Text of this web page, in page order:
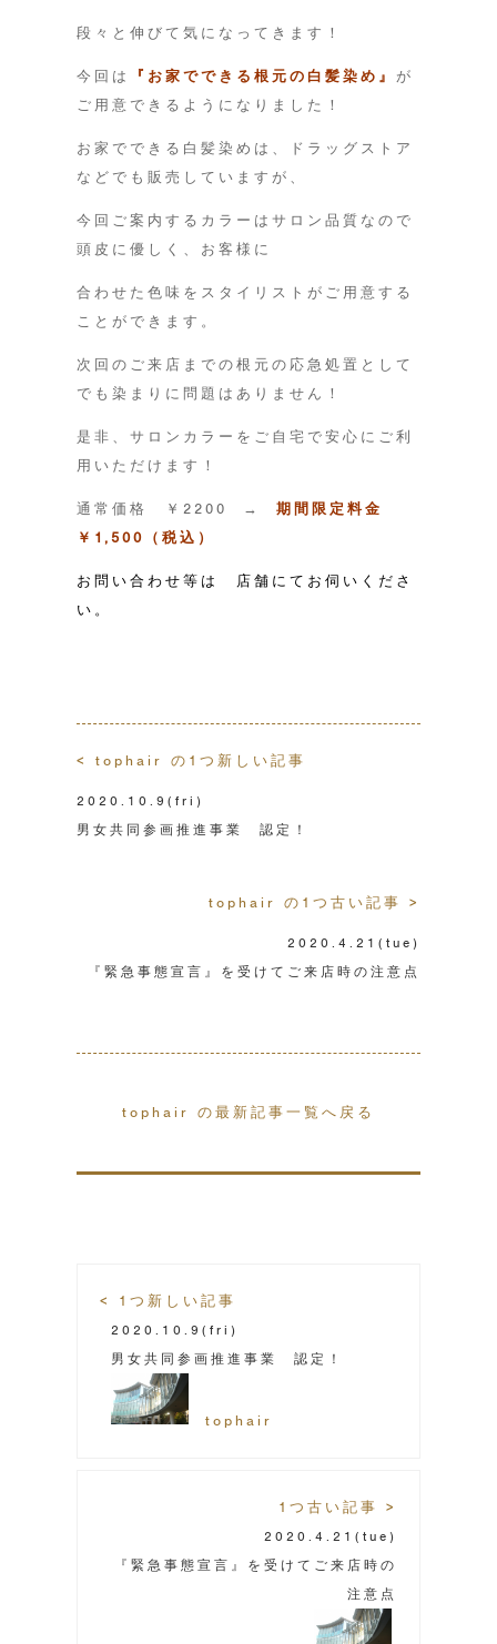
段々と伸びて気になってきます！
今回は 『お家でできる根元の白髪染め』 が
ご用意できるようになりました！
お家でできる白髪染めは、ドラッグストア
などでも販売していますが、
今回ご案内するカラーはサロン品質なので
頭皮に優しく、お客様に
合わせた色味をスタイリストがご用意する
ことができます。
次回のご来店までの根元の応急処置として
でも染まりに問題はありません！
是非、サロンカラーをご自宅で安心にご利
用いただけます！
通常価格 ￥2200 → 期間限定料金
￥1,500（税込）
お問い合わせ等は 店舗にてお伺いくださ
い。
< tophair の1つ新しい記事
2020.10.9 (fri)
男女共同参画推進事業 認定！
tophair の1つ古い記事 >
2020.4.21 (tue)
『緊急事態宣言』を受けてご来店時の注意点
tophair の最新記事一覧へ戻る
< 1つ新しい記事
2020.10.9 (fri)
男女共同参画推進事業 認定！
tophair
1つ古い記事 >
2020.4.21 (tue)
『緊急事態宣言』を受けてご来店時の
注意点